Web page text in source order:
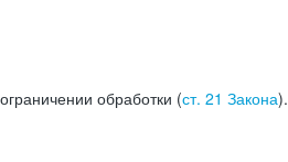
обработки (ст. 21 Закона).